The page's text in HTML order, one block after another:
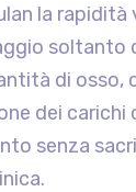
la rapidità
soltanto
di osso,
dei carichi
senza